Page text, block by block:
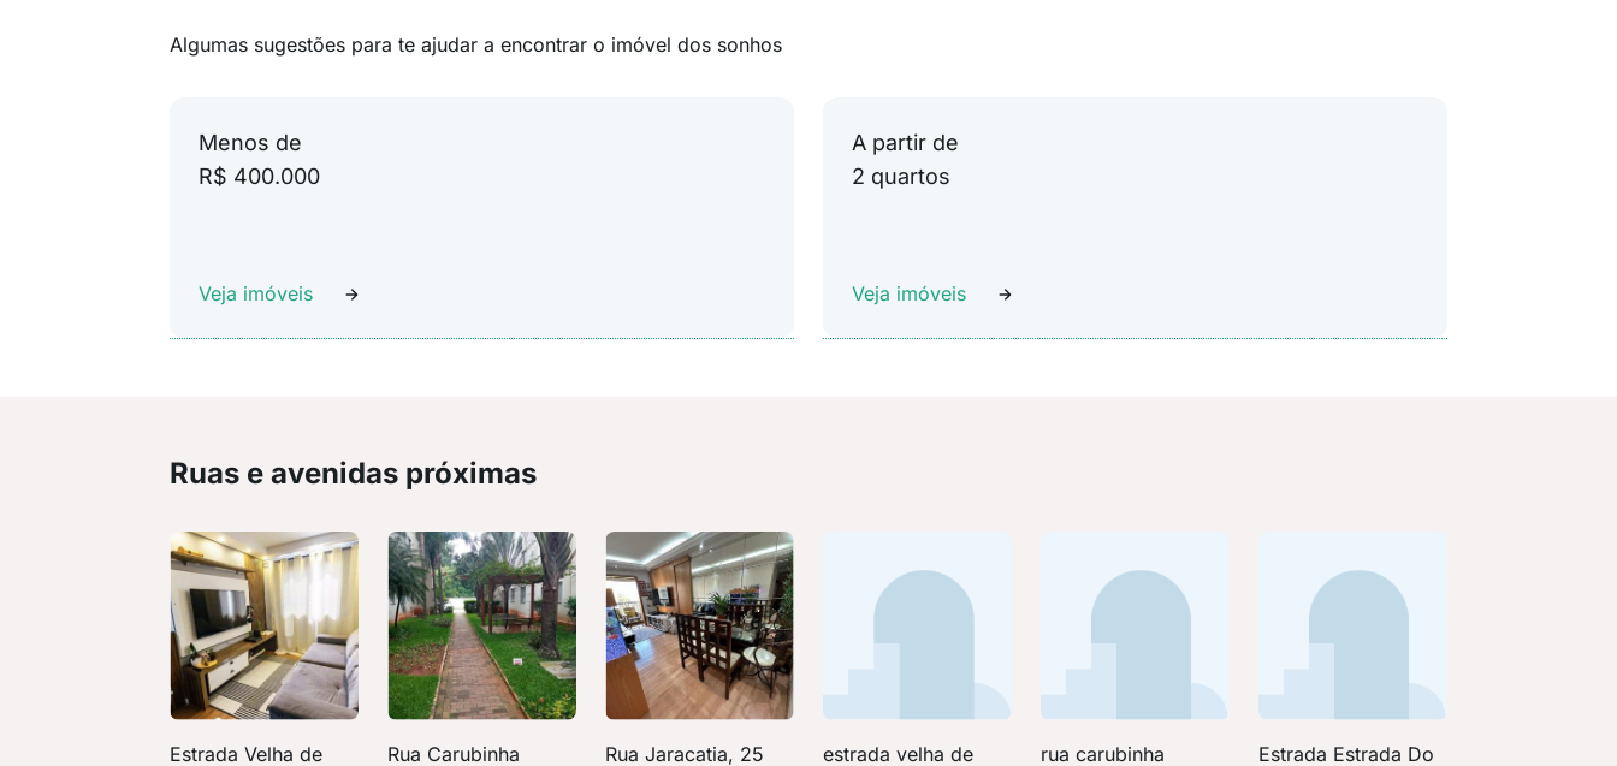
Algumas sugestões para te ajudar a encontrar o imóvel dos sonhos
Menos de
R$ 400.000
Veja imóveis
A partir de
2 quartos
Veja imóveis
Ruas e avenidas próximas
Estrada Velha de Rua Carubinha Rua Jaracatia, 25 estrada velha de rua carubinha Estrada Estrada Do